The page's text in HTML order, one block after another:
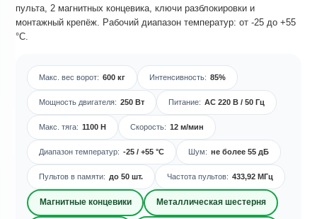
пульта, 2 магнитных концевика, ключи разблокировки и
монтажный крепёж. Рабочий диапазон температур: от -25 до +55
°C.
Макс. вес ворот: 600 кг Интенсивность: 85%
Мощность двигателя: 250 Вт Питание: AC 220 В / 50 Гц
Макс. тяга: 1100 Н Скорость: 12 м/мин
Диапазон температур: -25 / +55 °C Шум: не более 55 дБ
Пультов в памяти: до 50 шт. Частота пультов: 433,92 МГц
Магнитные концевики Металлическая шестерня